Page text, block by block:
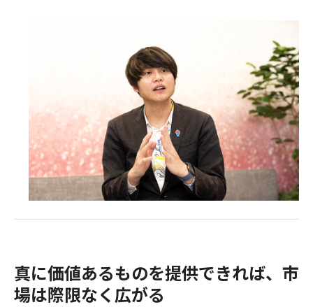
真に価値あるものを提供できれば、市
場は際限なく広がる